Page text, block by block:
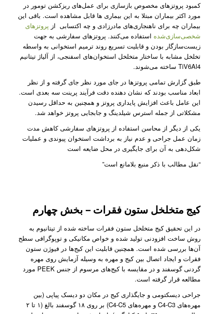
کمبود پروتز‌های مخصوص بازسازی برای عمل‌های ریزکشن تومور در
مورد اکثر بیماران مبتلا به این بیماری ها قابل مشاهده است. باقی این
بیماران چه برای ناهنجاری‌های مادرزادی و چه اکتسابی از پروتزهای
شخصی‌سازی‌شده استفاده می‌کنند. پروتز‌های سفارشی به جهت
زیست‌سازگار بودن و قابلیت تسریع روند ترمیم استخوانی به واسطه
تخلخل مشابه با ساختار متخلخل استخوان‌های اسفنجی، از آلیاژ تیتانیم
TiV6Al4 ساخته می‌شوند.
طبق گزارش تمامی پروتز‌ها در جای مورد نظر جای گرفته و از نظر
ابعاد مناسب بودند که نشان دهنده دقت فرآیند پرینت سه بعدی است.
این عامل باعث افزایش پایداری پروتز و همچنین به حداقل رسیدن
مشکلاتی از جمله استرس شیلدینگ و جابجایی پروتز خواهد شد.
یکی از دیگر از محاسن استفاده از پروتز‌های سفارشی کاهش مدت
زمان عمل جراحی و عدم نیاز به برداشت استخوان پیوندی و عملیات
شکل‌دهی به آن برای جایگیری در محل ضایعه است
“نقل مطالب با ذکر منبع بلامانع است”
کیج متخلخل ستون فقرات – بخش چهارم
در این تحقیق کیج متخلخل ستون فقرات ساخته شده از تیتانیوم به
روش ساخت افزودنی تولید شده و خواص مکانیکی و توپوگرافی سطح
آن‌ها بررسی شده است. همچنین قابلیت‌ این کیج‌ها در فیوژن ستون
فقرات و ایجاد اتصال بین کیج و مهره به وسیله آزمایش روی مهره
گردنی گوسفند و در مقایسه با کیج‌های مرسوم از جنس PEEK مورد
مطالعه قرار گرفته است.
جراحی دیسکتومی و جایگذاری کیج در مکان دو دیسک پیاپی (بین
مهره‌های C4-C3 و مهره‌های C4-C5) بر روی ۱۸ گوسفند بالغ (۱ تا ۲